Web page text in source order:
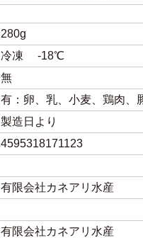
280g
冷凍 -18℃
無
有：卵、乳、小麦、鶏肉、
製造日より
4595318171123
有限会社カネアリ水産
有限会社カネアリ水産